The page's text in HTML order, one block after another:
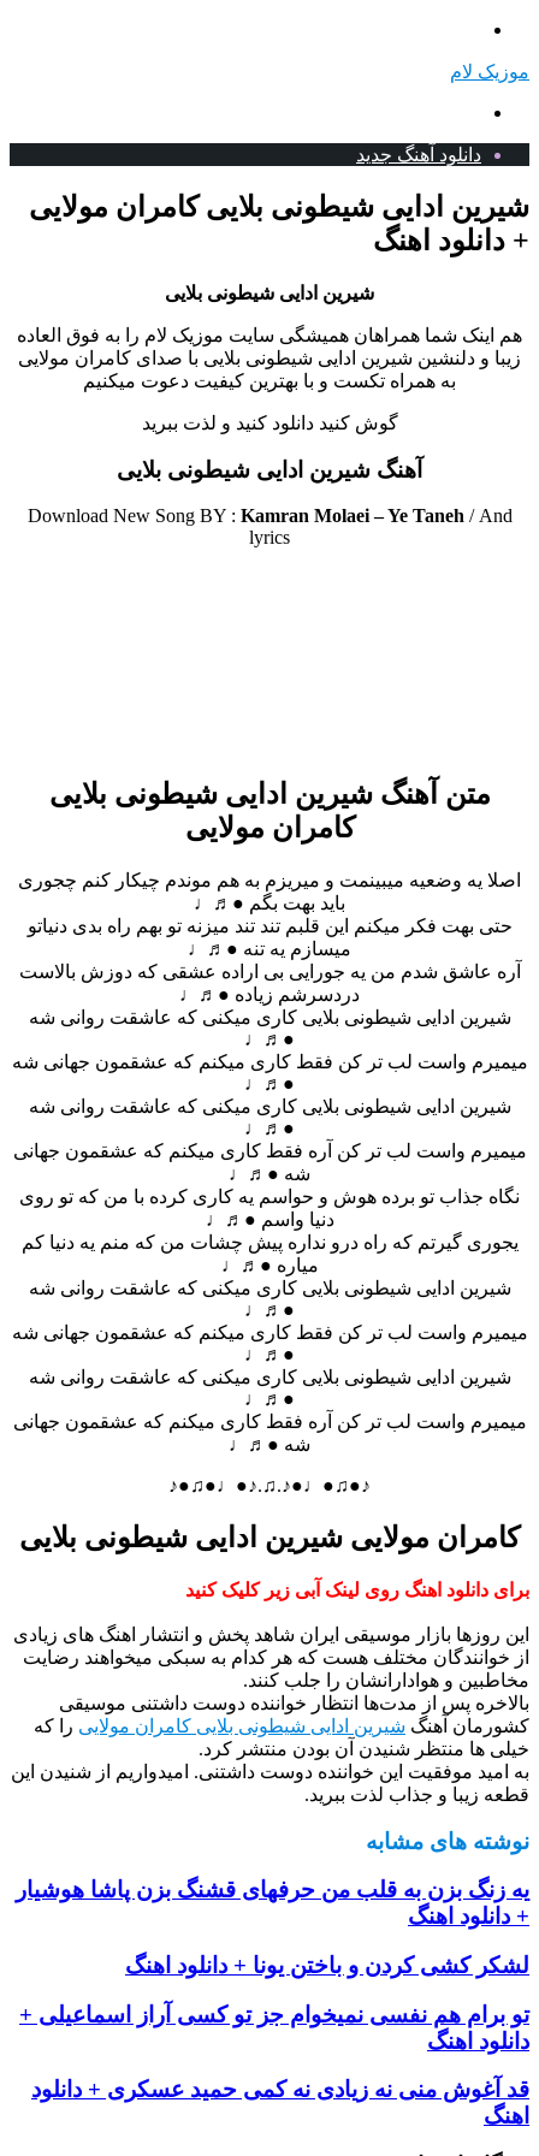
موزیک لام
دانلود آهنگ جدید
شیرین ادایی شیطونی بلایی کامران مولایی
+ دانلود اهنگ
شیرین ادایی شیطونی بلایی
هم اینک شما همراهان همیشگی سایت موزیک لام را به فوق العاده
زیبا و دلنشین شیرین ادایی شیطونی بلایی با صدای کامران مولایی
به همراه تکست و با بهترین کیفیت دعوت میکنیم
گوش کنید دانلود کنید و لذت ببرید
آهنگ شیرین ادایی شیطونی بلایی
Download New Song BY : Kamran Molaei – Ye Taneh / And
lyrics
متن آهنگ شیرین ادایی شیطونی بلایی
کامران مولایی
اصلا یه وضعیه میبینمت و میریزم به هم موندم چیکار کنم چجوری
باید بهت بگم ●♬♩
حتی بهت فکر میکنم این قلبم تند تند میزنه تو بهم راه بدی دنیاتو
میسازم یه تنه ●♬♩
آره عاشق شدم من یه جورایی بی اراده عشقی که دوزش بالاست
دردسرشم زیاده ●♬♩
شیرین ادایی شیطونی بلایی کاری میکنی که عاشقت روانی شه
●♬♩
میمیرم واست لب تر کن فقط کاری میکنم که عشقمون جهانی شه
●♬♩
شیرین ادایی شیطونی بلایی کاری میکنی که عاشقت روانی شه
●♬♩
میمیرم واست لب تر کن آره فقط کاری میکنم که عشقمون جهانی
شه ●♬♩
نگاه جذاب تو برده هوش و حواسم یه کاری کرده با من که تو روی
دنیا واسم ●♬♩
یجوری گیرتم که راه درو نداره پیش چشات من که منم یه دنیا کم
میاره ●♬♩
شیرین ادایی شیطونی بلایی کاری میکنی که عاشقت روانی شه
●♬♩
میمیرم واست لب تر کن فقط کاری میکنم که عشقمون جهانی شه
●♬♩
شیرین ادایی شیطونی بلایی کاری میکنی که عاشقت روانی شه
●♬♩
میمیرم واست لب تر کن آره فقط کاری میکنم که عشقمون جهانی
شه ●♬♩
♪●♫●♩●♪.♫.♪●♩●♫●♪
کامران مولایی شیرین ادایی شیطونی بلایی
برای دانلود اهنگ روی لینک آبی زیر کلیک کنید
این روزها بازار موسیقی ایران شاهد پخش و انتشار اهنگ های زیادی
از خوانندگان مختلف هست که هر کدام به سبکی میخواهند رضایت
مخاطبین و هوادارانشان را جلب کنند.
بالاخره پس از مدت‌ها انتظار خواننده دوست داشتنی موسیقی
کشورمان آهنگ شیرین ادایی شیطونی بلایی کامران مولایی را که
خیلی ها منتظر شنیدن آن بودن منتشر کرد.
به امید موفقیت این خواننده دوست داشتنی. امیدواریم از شنیدن این
قطعه زیبا و جذاب لذت ببرید.
نوشته های مشابه
یه زنگ بزن به قلب من حرفهای قشنگ بزن پاشا هوشیار
+ دانلود اهنگ
لشکر کشی کردن و باختن یونا + دانلود اهنگ
تو برام هم نفسی نمیخوام جز تو کسی آراز اسماعیلی +
دانلود اهنگ
قد آغوش منی نه زیادی نه کمی حمید عسکری + دانلود
اهنگ